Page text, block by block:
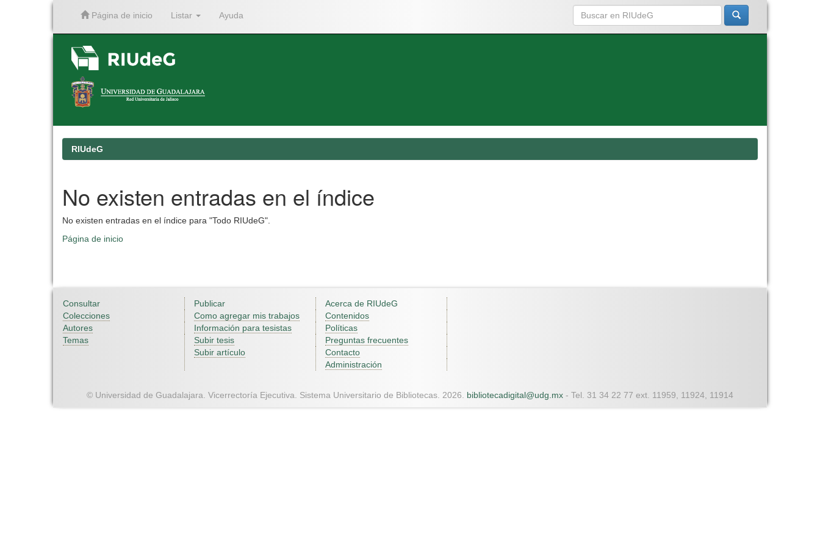
Página de inicio Listar Ayuda
RIUdeG
No existen entradas en el índice
No existen entradas en el índice para "Todo RIUdeG".
Página de inicio
Consultar
Colecciones
Autores
Temas
Publicar
Como agregar mis trabajos
Información para tesistas
Subir tesis
Subir artículo
Acerca de RIUdeG
Contenidos
Políticas
Preguntas frecuentes
Contacto
Administración
© Universidad de Guadalajara. Vicerrectoría Ejecutiva. Sistema Universitario de Bibliotecas. 2026. bibliotecadigital@udg.mx - Tel. 31 34 22 77 ext. 11959, 11924, 11914